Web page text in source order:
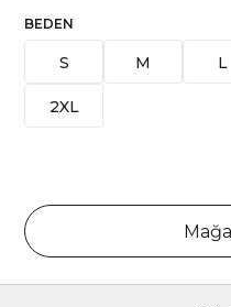
BEDEN
S M L
2XL